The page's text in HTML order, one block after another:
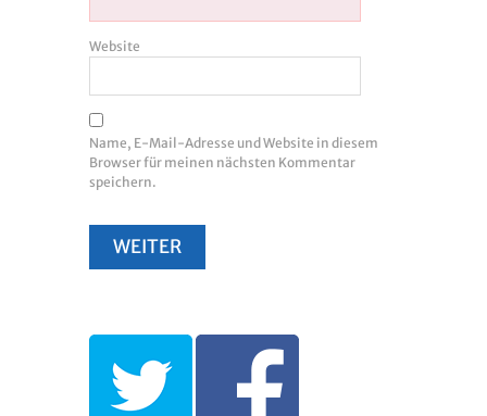
Website
Name, E-Mail-Adresse und Website in diesem
Browser für meinen nächsten Kommentar
speichern.